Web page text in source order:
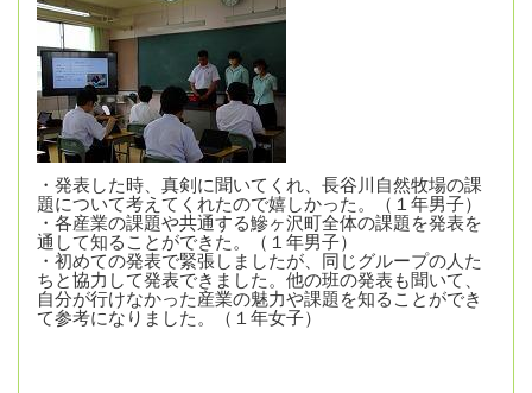
・発表した時、真剣に聞いてくれ、長谷川自然牧場の課
題について考えてくれたので嬉しかった。（１年男子）
・各産業の課題や共通する鰺ヶ沢町全体の課題を発表を
通して知ることができた。（１年男子）
・初めての発表で緊張しましたが、同じグループの人た
ちと協力して発表できました。他の班の発表も聞いて、
自分が行けなかった産業の魅力や課題を知ることができ
て参考になりました。（１年女子）